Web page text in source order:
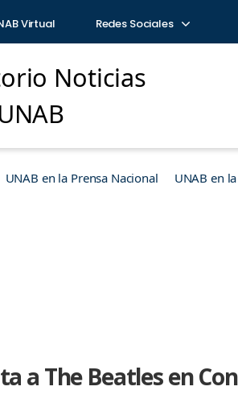
Virtual Redes Sociales
Noticias
UNAB en la Prensa Nacional UNAB en
a The Beatles en